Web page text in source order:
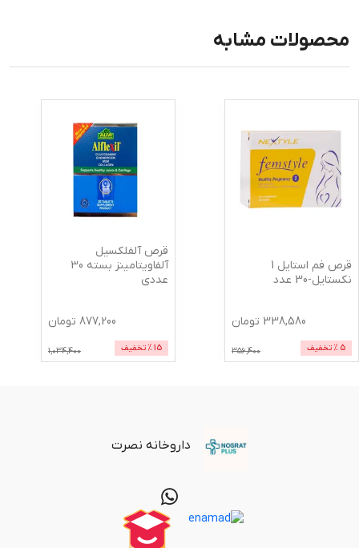
محصولات مشابه
قرص فم استایل 1
نکستایل-30 عدد
338,580 تومان
5 % تخفیف 356,400
قرص آلفلکسیل
آلفاویتامینز بسته 30
عددی
877,200 تومان
15 % تخفیف 1,034,400
داروخانه نصرت